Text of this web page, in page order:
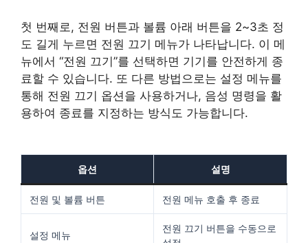
첫 번째로, 전원 버튼과 볼륨 아래 버튼을 2~3초 정
도 길게 누르면 전원 끄기 메뉴가 나타납니다. 이 메
뉴에서 “전원 끄기”를 선택하면 기기를 안전하게 종
료할 수 있습니다. 또 다른 방법으로는 설정 메뉴를
통해 전원 끄기 옵션을 사용하거나, 음성 명령을 활
용하여 종료를 지정하는 방식도 가능합니다.
옵션 설명
전원 및 볼륨 버튼 전원 메뉴 호출 후 종료
설정 메뉴
전원 끄기 버튼을 수동으로